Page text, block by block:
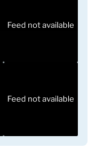
Feed not available
Feed not available